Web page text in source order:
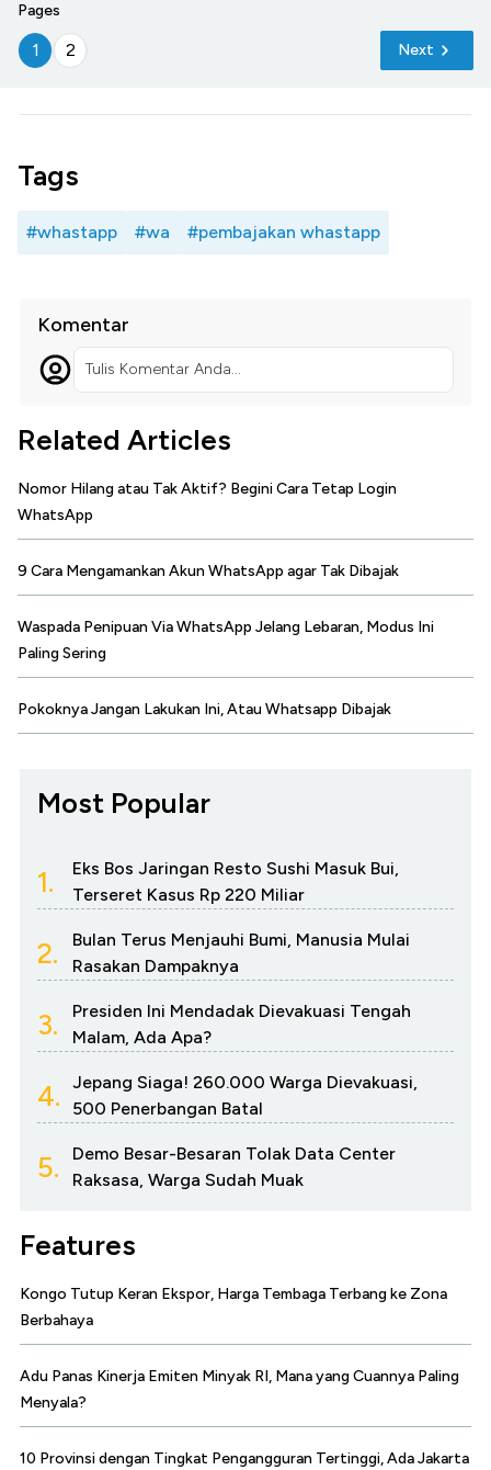
Pages
1 2 Next
Tags
#whastapp #wa #pembajakan whastapp
Komentar
Tulis Komentar Anda...
Related Articles
Nomor Hilang atau Tak Aktif? Begini Cara Tetap Login
WhatsApp
9 Cara Mengamankan Akun WhatsApp agar Tak Dibajak
Waspada Penipuan Via WhatsApp Jelang Lebaran, Modus Ini
Paling Sering
Pokoknya Jangan Lakukan Ini, Atau Whatsapp Dibajak
Most Popular
1.
Eks Bos Jaringan Resto Sushi Masuk Bui,
Terseret Kasus Rp 220 Miliar
2.
Bulan Terus Menjauhi Bumi, Manusia Mulai
Rasakan Dampaknya
3.
Presiden Ini Mendadak Dievakuasi Tengah
Malam, Ada Apa?
4.
Jepang Siaga! 260.000 Warga Dievakuasi,
500 Penerbangan Batal
5.
Demo Besar-Besaran Tolak Data Center
Raksasa, Warga Sudah Muak
Features
Kongo Tutup Keran Ekspor, Harga Tembaga Terbang ke Zona
Berbahaya
Adu Panas Kinerja Emiten Minyak RI, Mana yang Cuannya Paling
Menyala?
10 Provinsi dengan Tingkat Pengangguran Tertinggi, Ada Jakarta